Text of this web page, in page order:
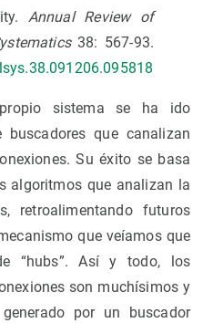
Annual Review of
38: 567-93.
sistema se ha ido
que canalizan
Su éxito se basa
algoritmos que analizan la
retroalimentando futuros
que veíamos que
“hubs”. Así y todo, los
son muchísimos y
por un buscador